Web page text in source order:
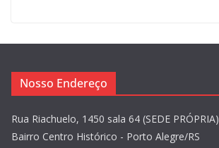
Nosso Endereço
Rua Riachuelo, 1450 sala 64 (SEDE PRÓPRIA)
Bairro Centro Histórico - Porto Alegre/RS